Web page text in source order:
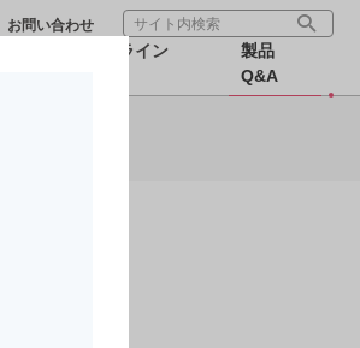
お問い合わせ
オンライン
製品
Q&A